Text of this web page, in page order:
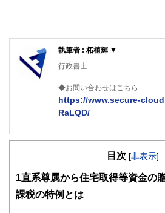
執筆者 : 柘植輝 ▼
行政書士
◆お問い合わせはこちら
https://www.secure-
RaLQD/
２級ファイナンシャルプランナ
活かして活動を始める。
する傍ら、フリーライターとし
目次 [非表示]
1直系尊属から住宅取得等資金の
課税の特例とは